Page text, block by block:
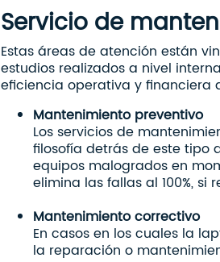
Servicio de
Estas áreas de atención están
estudios realizados a nivel
eficiencia operativa y financiera
Mantenimiento preventivo
Los servicios de
filosofía detrás de este tipo
equipos malogrados en
elimina las fallas al 100%, si
Mantenimiento correctivo
En casos en los cuales la
la reparación o